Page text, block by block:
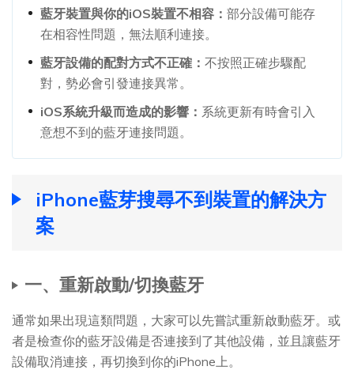
藍牙裝置與你的iOS裝置不相容： 部分設備可能存
在相容性問題，無法順利連接。
藍牙設備的配對方式不正確： 不按照正確步驟配
對，勢必會引發連接異常。
iOS系統升級而造成的影響： 系統更新有時會引入
意想不到的藍牙連接問題。
iPhone藍芽搜尋不到裝置的解決方
案
一、重新啟動/切換藍牙
通常如果出現這類問題，大家可以先嘗試重新啟動藍牙。或
者是檢查你的藍牙設備是否連接到了其他設備，並且讓藍牙
設備取消連接，再切換到你的iPhone上。